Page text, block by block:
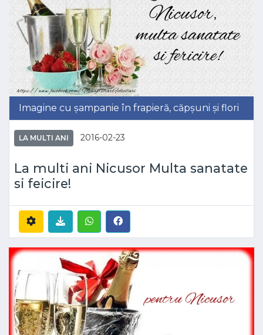
Imagine cu șampanie în frapieră, căpșuni și flori
LA MULTI ANI 2016-02-23
La multi ani Nicusor Multa sanatate
si feicire!